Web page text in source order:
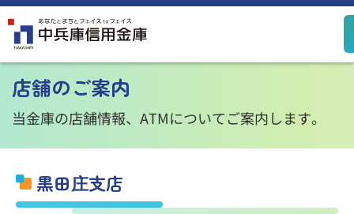
定期預金
決済性預金
規定集
店舗のご案内
当金庫の店舗情報、ATMについてご案内します。
黒田庄支店